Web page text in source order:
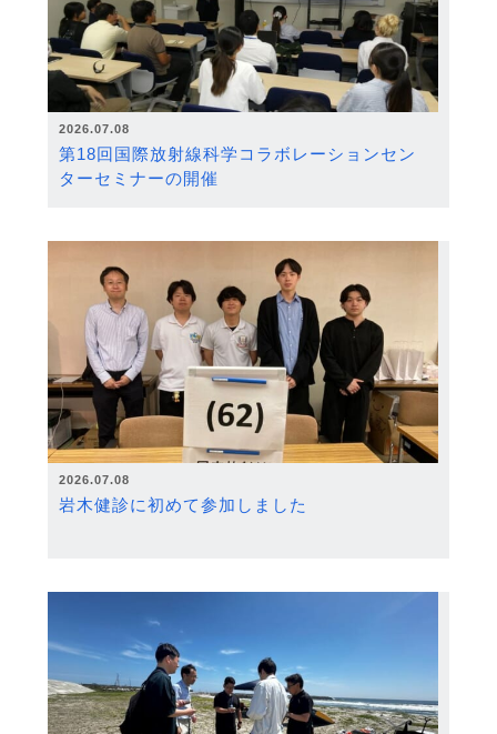
2026.07.08
第18回国際放射線科学コラボレーションセン
ターセミナーの開催
2026.07.08
岩木健診に初めて参加しました